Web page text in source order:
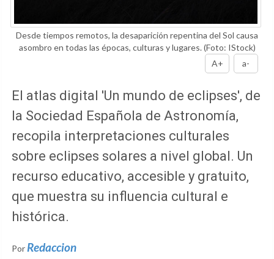
Desde tiempos remotos, la desaparición repentina del Sol causa
asombro en todas las épocas, culturas y lugares.(Foto: IStock)
A+
a-
El atlas digital 'Un mundo de eclipses', de
la Sociedad Española de Astronomía,
recopila interpretaciones culturales
sobre eclipses solares a nivel global. Un
recurso educativo, accesible y gratuito,
que muestra su influencia cultural e
histórica.
Por Redaccion